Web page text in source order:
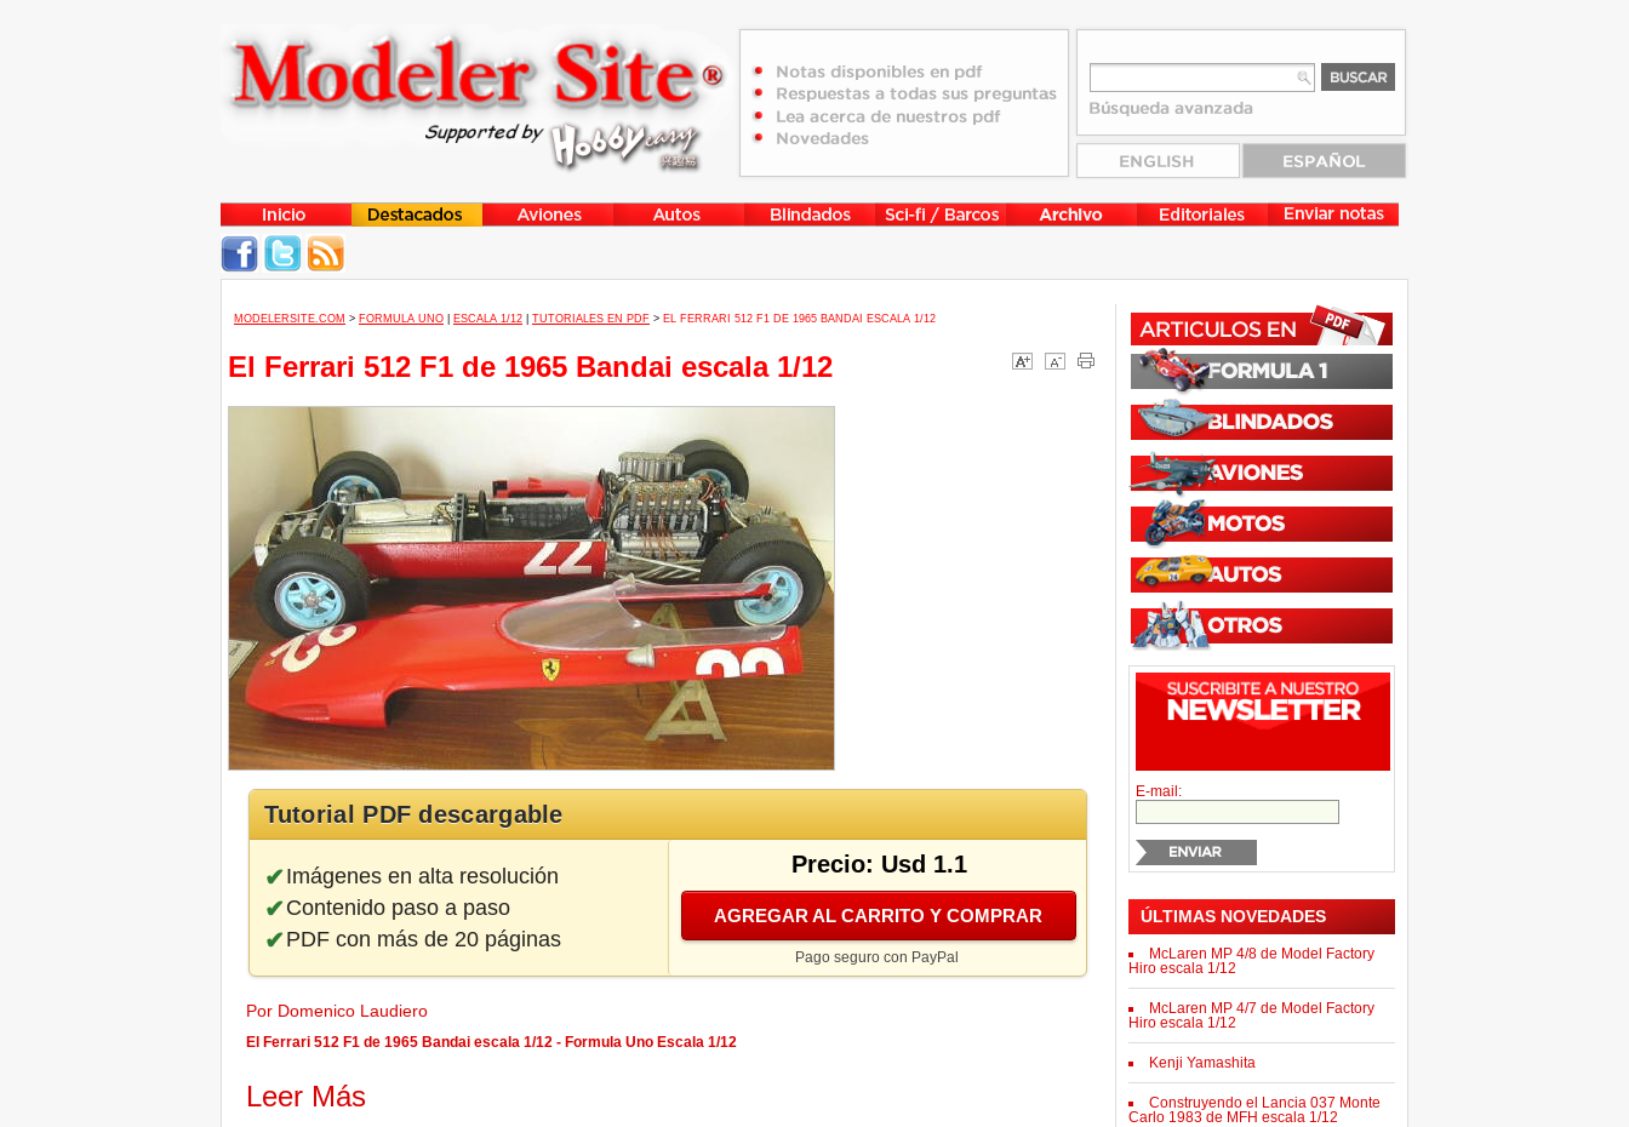
MODELERSITE.COM > FORMULA UNO ESCALA 1/12 TUTORIALES EN PDF > EL FERRARI 512 F1 DE 1965 BANDAI ESCALA 1/12
El Ferrari 512 F1 de 1965 Bandai escala 1/12
Tutorial PDF descargable
Imágenes en alta resolución
Contenido paso a paso
PDF con más de 20 páginas
Precio: Usd 1.1
AGREGAR AL CARRITO Y COMPRAR
Pago seguro con PayPal
Por Domenico Laudiero
El Ferrari 512 F1 de 1965 Bandai escala 1/12 - Formula Uno Escala 1/12
Leer Más
E-mail:
ÚLTIMAS NOVEDADES
McLaren MP 4/8 de Model Factory
Hiro escala 1/12
McLaren MP 4/7 de Model Factory
Hiro escala 1/12
Kenji Yamashita
Construyendo el Lancia 037 Monte
Carlo 1983 de MFH escala 1/12